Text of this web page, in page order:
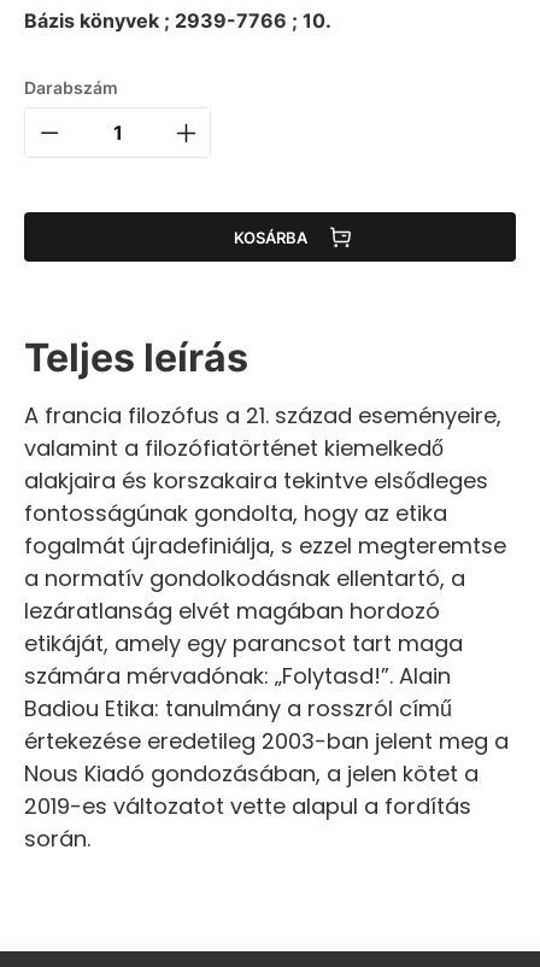
Bázis könyvek ; 2939-7766 ; 10.
Darabszám
KOSÁRBA
Teljes leírás
A francia filozófus a 21. század eseményeire,
valamint a filozófiatörténet kiemelkedő
alakjaira és korszakaira tekintve elsődleges
fontosságúnak gondolta, hogy az etika
fogalmát újradefiniálja, s ezzel megteremtse
a normatív gondolkodásnak ellentartó, a
lezáratlanság elvét magában hordozó
etikáját, amely egy parancsot tart maga
számára mérvadónak: „Folytasd!”. Alain
Badiou Etika: tanulmány a rosszról című
értekezése eredetileg 2003-ban jelent meg a
Nous Kiadó gondozásában, a jelen kötet a
2019-es változatot vette alapul a fordítás
során.